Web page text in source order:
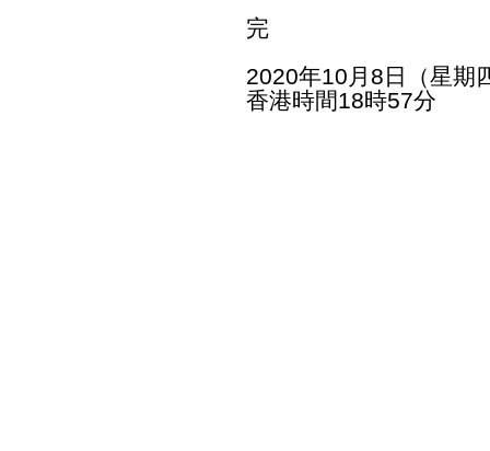
完
2020年10月8日（星期
香港時間18時57分